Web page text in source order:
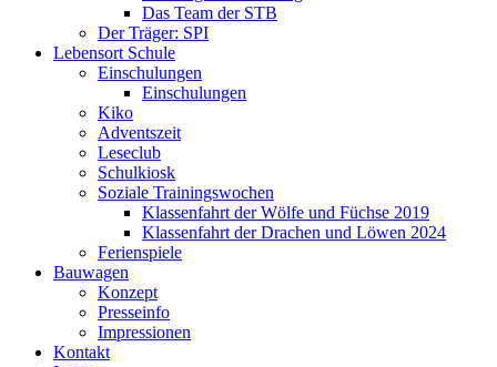
Das Team der STB
Der Träger: SPI
Lebensort Schule
Einschulungen
Einschulungen
Kiko
Adventszeit
Leseclub
Schulkiosk
Soziale Trainingswochen
Klassenfahrt der Wölfe und Füchse 2019
Klassenfahrt der Drachen und Löwen 2024
Ferienspiele
Bauwagen
Konzept
Presseinfo
Impressionen
Kontakt